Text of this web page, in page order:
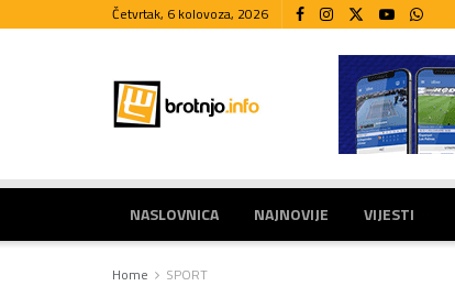
Četvrtak, 6 kolovoza, 2026
NASLOVNICA NAJNOVIJE VIJESTI
Home SPORT